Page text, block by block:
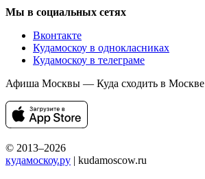
Мы в социальных сетях
Вконтакте
Кудамоскоу в однокласниках
Кудамоскоу в телеграме
Афиша Москвы — Куда сходить в Москве
© 2013–2026
кудамоскоу.ру | kudamoscow.ru